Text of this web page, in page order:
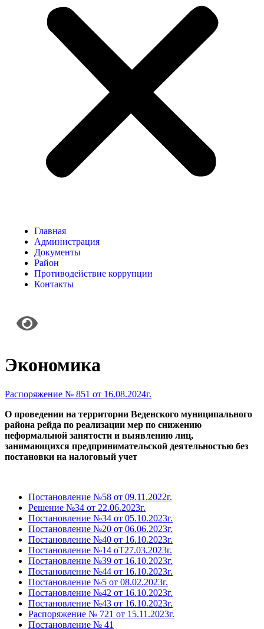
Главная
Администрация
Документы
Район
Противодействие коррупции
Контакты
Экономика
Распоряжение № 851 от 16.08.2024г.
О проведении на территории Веденского муниципального
района рейда по реализации мер по снижению
неформальной занятости и выявлению лиц,
занимающихся предпринимательской деятельностью без
постановки на налоговый учет
Постановление №58 от 09.11.2022г.
Решение №34 от 22.06.2023г.
Постановление №34 от 05.10.2023г.
Постановление №20 от 06.06.2023г.
Постановление №40 от 16.10.2023г.
Постановление №14 оТ27.03.2023г.
Постановление №39 от 16.10.2023г.
Постановление №44 от 16.10.2023г.
Постановление №5 от 08.02.2023г.
Постановление №42 от 16.10.2023г.
Постановление №43 от 16.10.2023г.
Распоряжение № 721 от 15.11.2023г.
Постановление № 41